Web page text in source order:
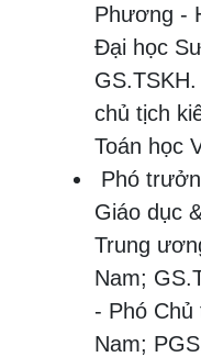
Phương -
Đại học
chủ tịch
Toán học
Phó
Giáo dục
Trung
Nam;
- Phó Chủ
Nam;